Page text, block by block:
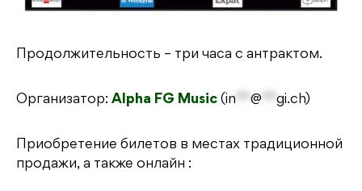
Продолжительность – три часа с антрактом.
Организатор: Alpha FG Music (in **@ **gi.ch)
Приобретение билетов в местах традиционной
продажи, а также онлайн :